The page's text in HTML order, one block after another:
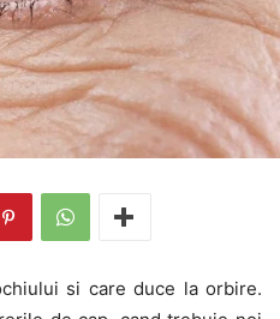
si care duce la orbire.